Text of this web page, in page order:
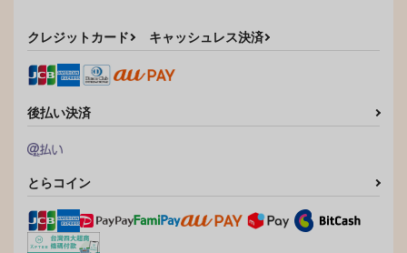
クレジットカード キャッシュレス決済
後払い決済
とらコイン